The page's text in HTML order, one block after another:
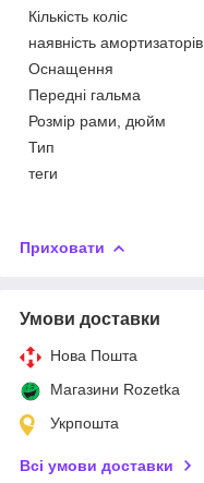
Кількість коліс
наявність амортизаторів
Оснащення
Передні гальма
Розмір рами, дюйм
Тип
теги
Приховати
Умови доставки
Нова Пошта
Магазини Rozetka
Укрпошта
Всі умови доставки